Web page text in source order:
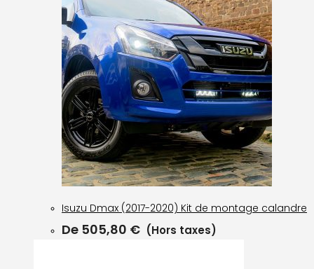
Isuzu Dmax (2017-2020) Kit de montage calandre
De 505,80 € (Hors taxes)